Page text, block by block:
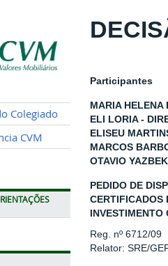
Colegiado
CVM
Participantes
MARIA HELENA
ELI LORIA -
ELISEU
MARCOS
OTAVIO
PEDIDO DE
CERTIFICADOS
INVESTIMENTO
Reg. nº 6712/09
Relator: SRE/